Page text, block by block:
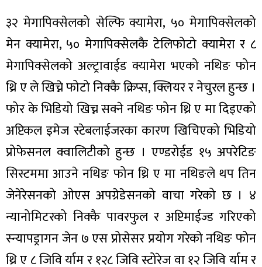
३२ मेगापिक्सेलको सेल्फि क्यामेरा, ५० मेगापिक्सेलको
मेन क्यामेरा, ५० मेगापिक्सेलकै टेलिफोटो क्यामेरा र ८
मेगापिक्सेलको अल्ट्रावाईड क्यामेरा भएको नथिङ फोन
थ्रि ए ले खिच्ने फोटो निक्कै क्रिप्स, क्लियर र नेचुरल हुन्छ ।
फोर के भिडियो खिच्न सक्ने नथिङ फोन थ्रि ए मा दिइएको
अप्टिकल इमेज स्टेबलाईजरका कारण खिचिएको भिडियो
प्रोफेसनल क्वालिटीको हुन्छ । एण्डरोईड १५ अपरेटिङ
सिस्टममा आउने नथिङ फोन थ्रि ए मा नथिङले थप तिन
जेनेरेसनको ओएस अपग्रेडेसनको वाचा गरेको छ । ४
न्यानोमिटरको निक्कै पावरफुल र अप्टिमाईज्ड गरिएको
स्न्यापड्रागन जेन ७ एस प्रोसेसर प्रयोग गरेको नथिङ फोन
थ्रि ए ८ जिवि र्याम र १२८ जिवि स्टोरेज वा १२ जिवि र्याम र